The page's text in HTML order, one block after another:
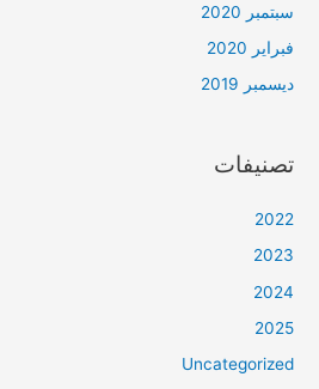
سبتمبر 2020
فبراير 2020
ديسمبر 2019
تصنيفات
2022
2023
2024
2025
Uncategorized